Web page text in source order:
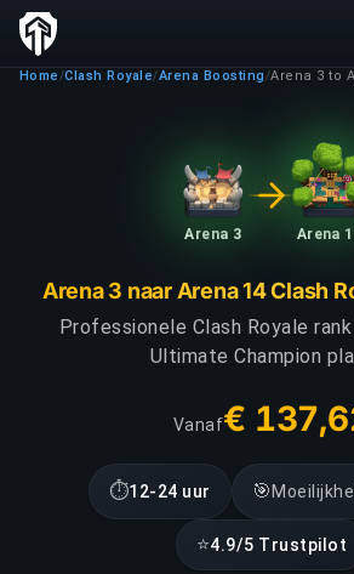
Home /Clash Royale/Arena Boosting /Arena 3 to
Arena 3 Arena
Arena 3 naar Arena 14 Clash
Professionele Clash Royale
Ultimate Champion
Vanaf€
⏱12-24 uur 🎯
⭐4.9/5 Trustpilot